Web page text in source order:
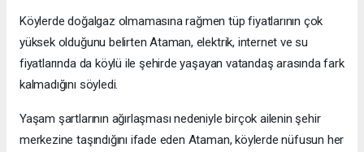
Köylerde doğalgaz olmamasına rağmen tüp fiyatlarının çok
yüksek olduğunu belirten Ataman, elektrik, internet ve su
fiyatlarında da köylü ile şehirde yaşayan vatandaş arasında fark
kalmadığını söyledi.
Yaşam şartlarının ağırlaşması nedeniyle birçok ailenin şehir
merkezine taşındığını ifade eden Ataman, köylerde nüfusun her